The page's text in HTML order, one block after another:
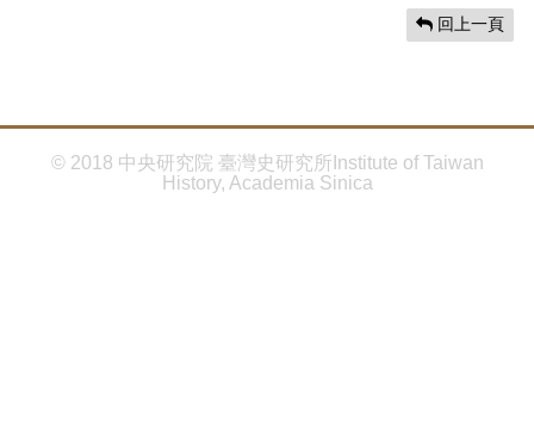
回上一頁
© 2018 中央研究院 臺灣史研究所Institute of Taiwan
History, Academia Sinica